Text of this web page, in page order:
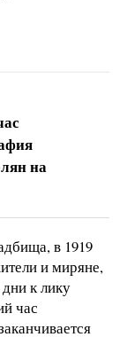
на
в 1919
и миряне,
к лику
час